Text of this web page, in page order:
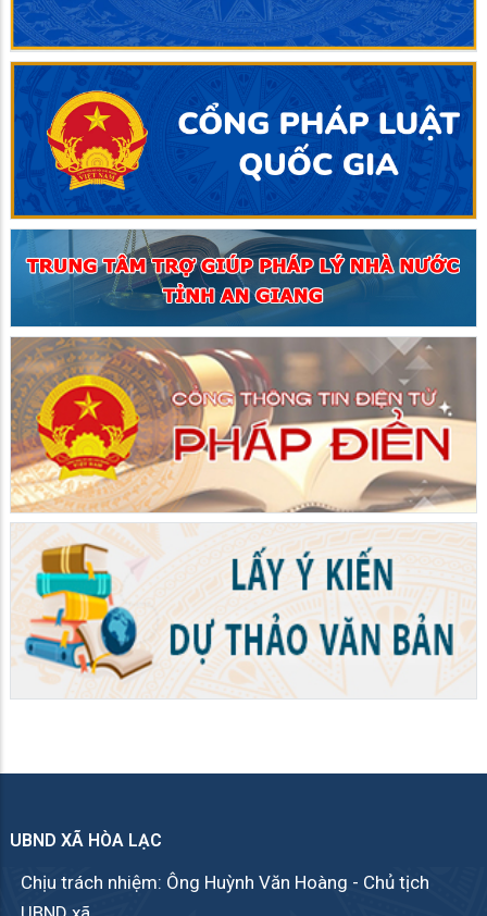
UBND XÃ HÒA LẠC
Chịu trách nhiệm: Ông Huỳnh Văn Hoàng - Chủ tịch